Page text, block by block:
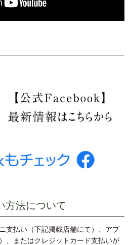
方法について
支払い（下記掲載店舗にて）、アプ
、またはクレジットカード支払いが